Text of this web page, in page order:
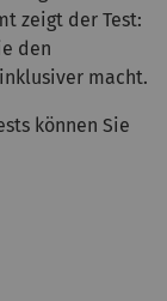
zeigt der Test:
den
macht.
können Sie